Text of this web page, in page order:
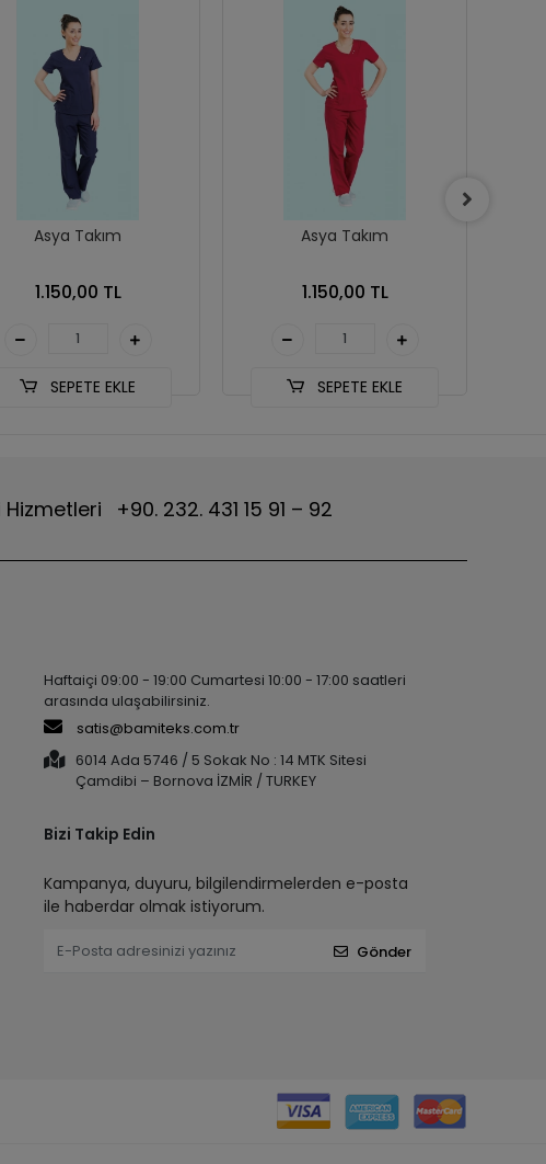
Asya Takım
1.150,00 TL
SEPETE EKLE
Asya Takım
1.150,00 TL
SEPETE EKLE
Hizmetleri +90. 232. 431 15 91 – 92
Haftaiçi 09:00 - 19:00 Cumartesi 10:00 - 17:00 saatleri
arasında ulaşabilirsiniz.
satis@bamiteks.com.tr
6014 Ada 5746 / 5 Sokak No : 14 MTK Sitesi
Çamdibi – Bornova İZMİR / TURKEY
Bizi Takip Edin
Kampanya, duyuru, bilgilendirmelerden e-posta
ile haberdar olmak istiyorum.
Gönder